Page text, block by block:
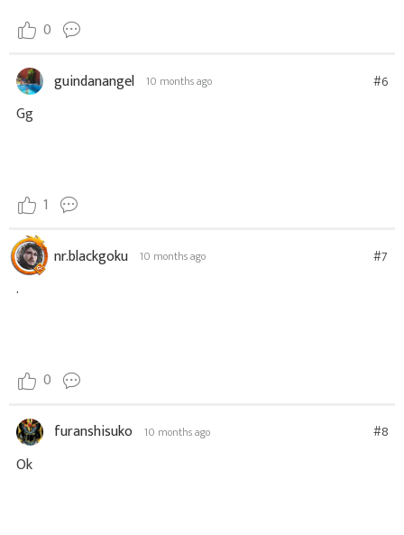
0
guindanangel 10 months ago #6
Gg
1
nr.blackgoku 10 months ago #7
.
0
furanshisuko 10 months ago #8
Ok